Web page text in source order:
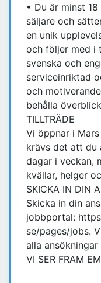
• Du är minst
säljare och
en unik
och följer med i
svenska och
serviceinriktad
och
behålla
TILLTRÄDE
Vi öppnar i
krävs det att du
dagar i veckan,
kvällar, helger
SKICKA IN DIN
Skicka in din
jobbportal:
se/pages/jobs.
alla
VI SER FRAM